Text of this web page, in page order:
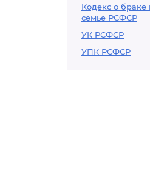
Кодекс о браке
семье РСФСР
УК РСФСР
УПК РСФСР